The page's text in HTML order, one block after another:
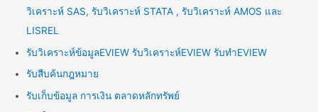
วิเคราะห์ SAS, รับวิเคราะห์ STATA , รับวิเคราะห์ AMOS และ
LISREL
รับวิเคราะห์ข้อมูลEVIEW รับวิเคราะห์EVIEW รับทำEVIEW
รับสืบค้นกฎหมาย
รับเก็บข้อมูล การเงิน ตลาดหลักทรัพย์